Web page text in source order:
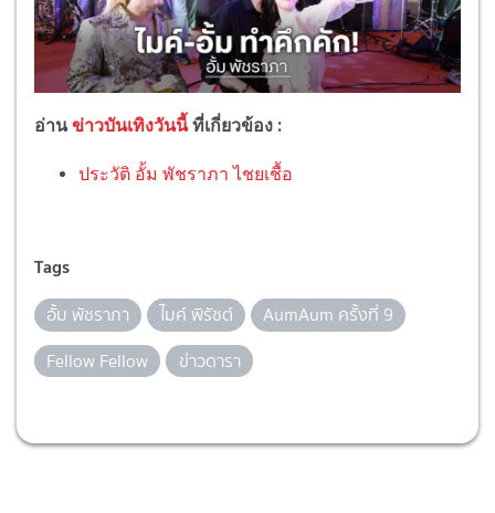
อ่านข่าวบันเทิงวันนี้ ที่เกี่ยวข้อง :
ประวัติ อั้ม พัชราภา ไชยเชื้อ
Tags
อั้ม พัชราภา ไมค์ พิรัชต์
AumAum ครั้งที่ 9
Fellow Fellow
ข่าวดารา